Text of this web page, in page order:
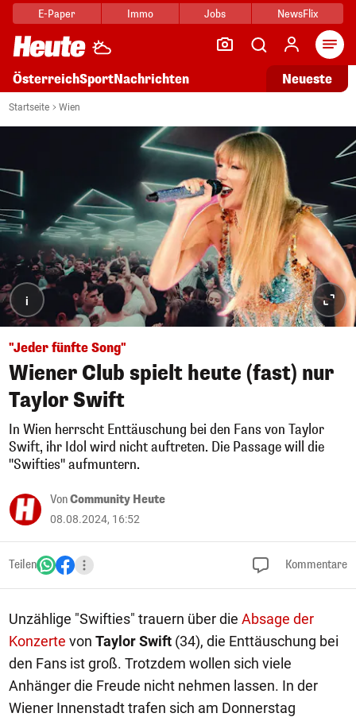
E-Paper Immo Jobs NewsFlix
ÖsterreichSportNachrichten Neueste
Startseite Wien
i
"Jeder fünfte Song"
Wiener Club spielt heute (fast) nur
Taylor Swift
In Wien herrscht Enttäuschung bei den Fans von Taylor
Swift, ihr Idol wird nicht auftreten. Die Passage will die
"Swifties" aufmuntern.
VonCommunity Heute
08.08.2024, 16:52
Teilen Kommentare
Unzählige "Swifties" trauern über die Absage der
Konzerte von Taylor Swift (34), die Enttäuschung bei
den Fans ist groß. Trotzdem wollen sich viele
Anhänger die Freude nicht nehmen lassen. In der
Wiener Innenstadt trafen sich am Donnerstag